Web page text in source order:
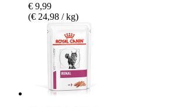
€ 9,99
(€ 24,98 / kg)